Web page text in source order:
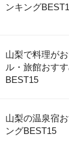
ンキング
山梨で料理が
ル・旅館おす
BEST15
山梨の温泉宿
ングBEST15